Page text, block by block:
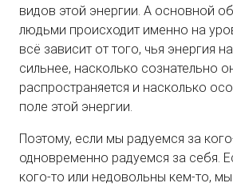
видов этой энергии. А основной
людьми происходит именно на
всё зависит от того, чья энергия
сильнее, насколько сознательно
распространяется и насколько
поле этой энергии.
Поэтому, если мы радуемся за
одновременно радуемся за себя.
кого-то или недовольны кем-то,